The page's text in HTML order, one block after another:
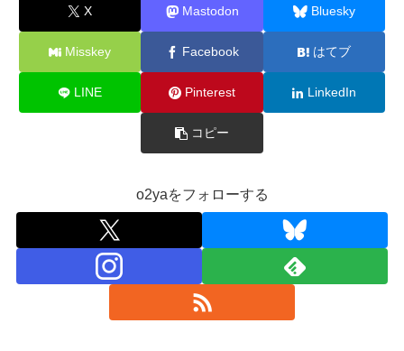
X Mastodon Bluesky
Misskey Facebook はてブ
LINE Pinterest LinkedIn
コピー
o2yaをフォローする